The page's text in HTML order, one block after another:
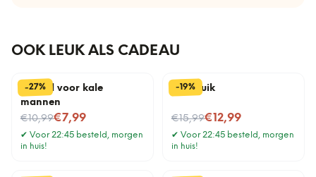
OOK LEUK ALS CADEAU
-27%
Borstel voor kale
mannen
€10,99
Nu voor€7,99
✔ Voor 22:45 besteld, morgen
in huis!
-19%
Nekkruik
€15,99
Nu voor€12,99
✔ Voor 22:45 besteld, morgen
in huis!